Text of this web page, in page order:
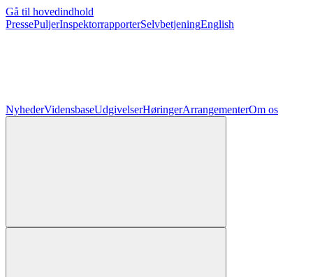
Gå til hovedindhold
PressePuljerInspektorrapporterSelvbetjeningEnglish
NyhederVidensbaseUdgivelserHøringerArrangementerOm os